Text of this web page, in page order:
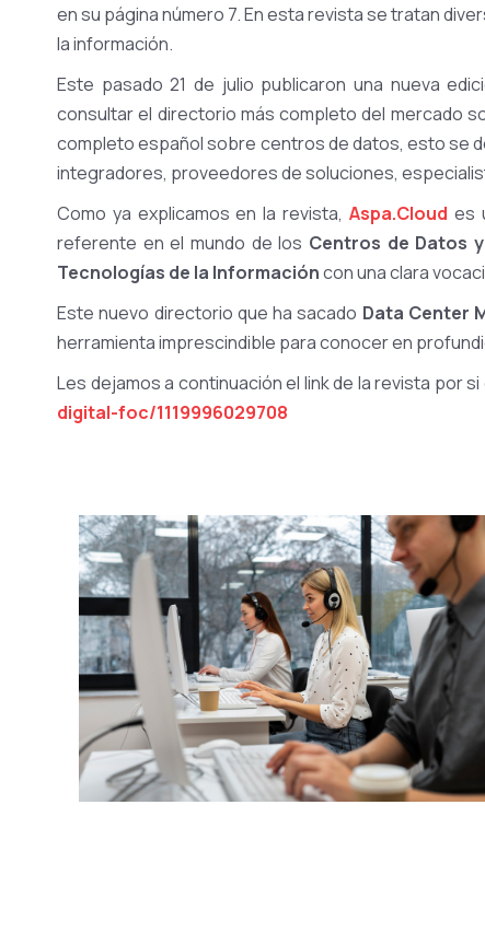
en su página número 7. En esta revista se tratan
la información.
Este pasado 21 de julio publicaron una nueva
consultar el directorio más completo del mercado
completo español sobre centros de datos, esto se
integradores, proveedores de soluciones,
Como ya explicamos en la revista, Aspa.Cloud es
referente en el mundo de los Centros de Datos
Tecnologías de la Informacióncon una clara
Este nuevo directorio que ha sacado Data Center
herramienta imprescindible para conocer en
Les dejamos a continuación el link de la revista por
digital-foc/1119996029708